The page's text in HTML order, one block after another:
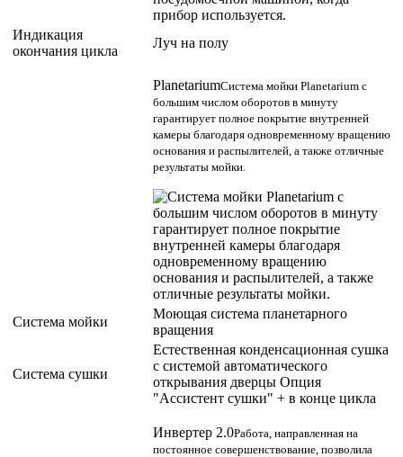
Индикация
окончания цикла
Луч на полу
PlanetariumСистема мойки Planetarium с
большим числом оборотов в минуту
гарантирует полное покрытие внутренней
камеры благодаря одновременному вращению
основания и распылителей, а также отличные
результаты мойки.
Система мойки
Моющая система планетарного
вращения
Система сушки
Естественная конденсационная сушка
с системой автоматического
открывания дверцы Опция
"Ассистент сушки" + в конце цикла
Инвертер 2.0Работа, направленная на
постоянное совершенствование, позволила